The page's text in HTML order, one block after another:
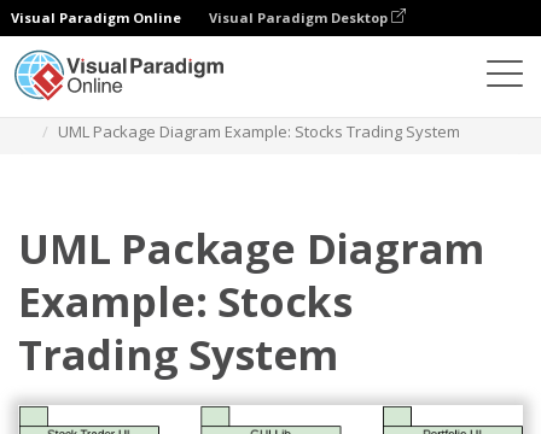
Visual Paradigm Online Visual Paradigm Desktop
UML Package Diagram Example: Stocks Trading System
UML Package Diagram
Example: Stocks
Trading System